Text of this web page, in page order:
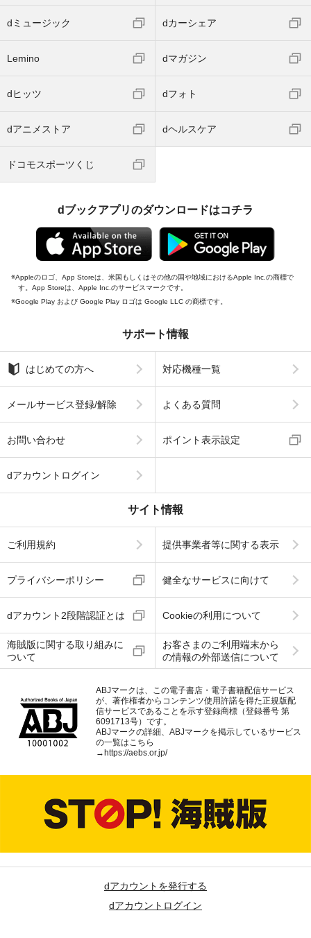
dミュージック dカーシェア
Lemino dマガジン
dヒッツ dフォト
dアニメストア dヘルスケア
ドコモスポーツくじ
dブックアプリのダウンロードはコチラ
Appleのロゴ、App Storeは、米国もしくはその他の国や地域におけるApple Inc.の商標で
す。App Storeは、Apple Inc.のサービスマークです。
Google Play および Google Play ロゴは Google LLC の商標です。
サポート情報
はじめての方へ 対応機種一覧
メールサービス登録/解除 よくある質問
お問い合わせ ポイント表示設定
dアカウントログイン
サイト情報
ご利用規約 提供事業者等に関する表示
プライバシーポリシー 健全なサービスに向けて
dアカウント2段階認証とは Cookieの利用について
海賊版に関する取り組みに
ついて
お客さまのご利用端末から
の情報の外部送信について
ABJマークは、この電子書店・電子書籍配信サービス
が、著作権者からコンテンツ使用許諾を得た正規版配
信サービスであることを示す登録商標（登録番号 第
6091713号）です。
ABJマークの詳細、ABJマークを掲示しているサービス
の一覧はこちら
→ https://aebs.or.jp/
dアカウントを発行する
dアカウントログイン